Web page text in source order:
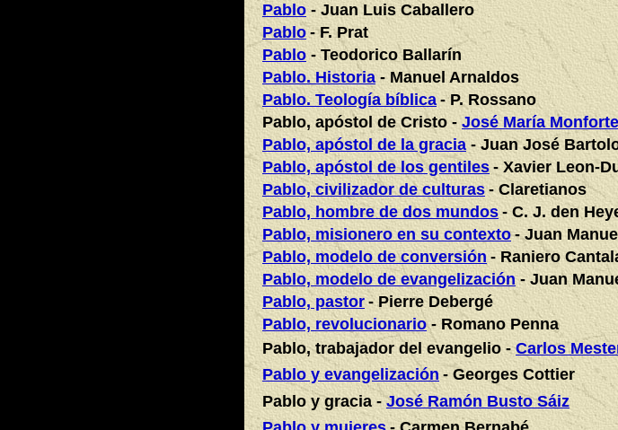
Pablo - Juan Luis Caballero
Pablo - F. Prat
Pablo- Teodorico Ballarín
Pablo. Historia- Manuel Arnaldos
Pablo. Teología bíblica - P. Rossano
Pablo, apóstol de Cristo - José María Monforte
Pablo, apóstol de la gracia- Juan José
Pablo, apóstol de los gentiles - Xavier Leon-
Pablo, civilizador de culturas - Claretianos
Pablo, hombre de dos mundos - C. J. den
Pablo, misionero en su contexto - Juan
Pablo, modelo de conversión - Raniero
Pablo, modelo de evangelización- Juan
Pablo, pastor - Pierre Debergé
Pablo, revolucionario- Romano Penna
Pablo, trabajador del evangelio -Carlos
Pablo y evangelización - Georges Cottier
Pablo y gracia -José Ramón Busto Sáiz